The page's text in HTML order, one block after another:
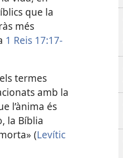
que la
més
1 Reis 17:17-
termes
amb la
l’ànima és
la Bíblia
(Levític